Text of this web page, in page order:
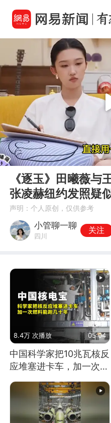
00:00
《逐玉》田曦薇与
张凌赫纽约发照疑
声明：个人原创，仅供参考
小管聊一聊
四川
关注
8.4万 次播放 05:04
中国科学家把10兆瓦核反
应堆塞进卡车，加一次燃